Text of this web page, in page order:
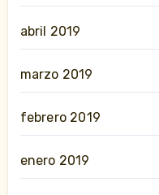
abril 2019
marzo 2019
febrero 2019
enero 2019